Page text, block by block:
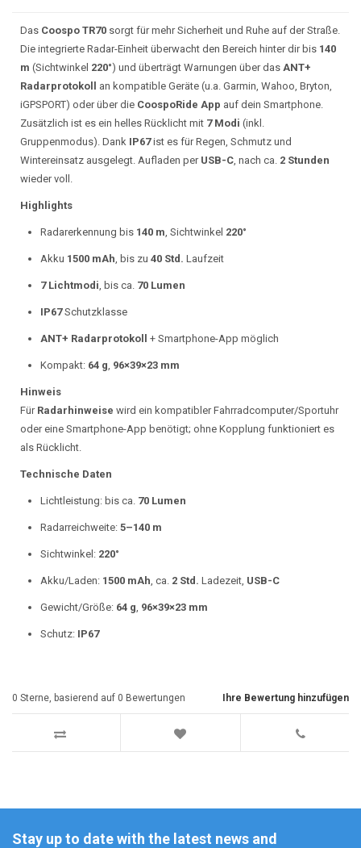
Das Coospo TR70 sorgt für mehr Sicherheit und Ruhe auf der Straße.
Die integrierte Radar-Einheit überwacht den Bereich hinter dir bis 140
m (Sichtwinkel 220°) und überträgt Warnungen über das ANT+
Radarprotokoll
an kompatible Geräte (u.a. Garmin, Wahoo, Bryton,
iGPSPORT) oder über die CoospoRide App auf dein Smartphone.
Zusätzlich ist es ein helles Rücklicht mit 7 Modi (inkl.
Gruppenmodus). Dank IP67ist es für Regen, Schmutz und
Wintereinsatz ausgelegt. Aufladen per USB-C, nach ca. 2 Stunden
wieder voll.
Highlights
Radarerkennung bis 140 m, Sichtwinkel 220°
Akku 1500 mAh, bis zu 40 Std. Laufzeit
7 Lichtmodi, bis ca. 70 Lumen
IP67Schutzklasse
ANT+ Radarprotokoll + Smartphone-App möglich
Kompakt: 64 g, 96×39×23 mm
Hinweis
Für Radarhinweise wird ein kompatibler Fahrradcomputer/Sportuhr
oder eine Smartphone-App benötigt; ohne Kopplung funktioniert es
als Rücklicht.
Technische Daten
Lichtleistung: bis ca. 70 Lumen
Radarreichweite: 5–140 m
Sichtwinkel: 220°
Akku/Laden: 1500 mAh, ca. 2 Std. Ladezeit, USB-C
Gewicht/Größe: 64 g, 96×39×23 mm
Schutz: IP67
Ihre Bewertung hinzufügen
0 Sterne, basierend auf 0 Bewertungen
Stay up to date with the latest news and